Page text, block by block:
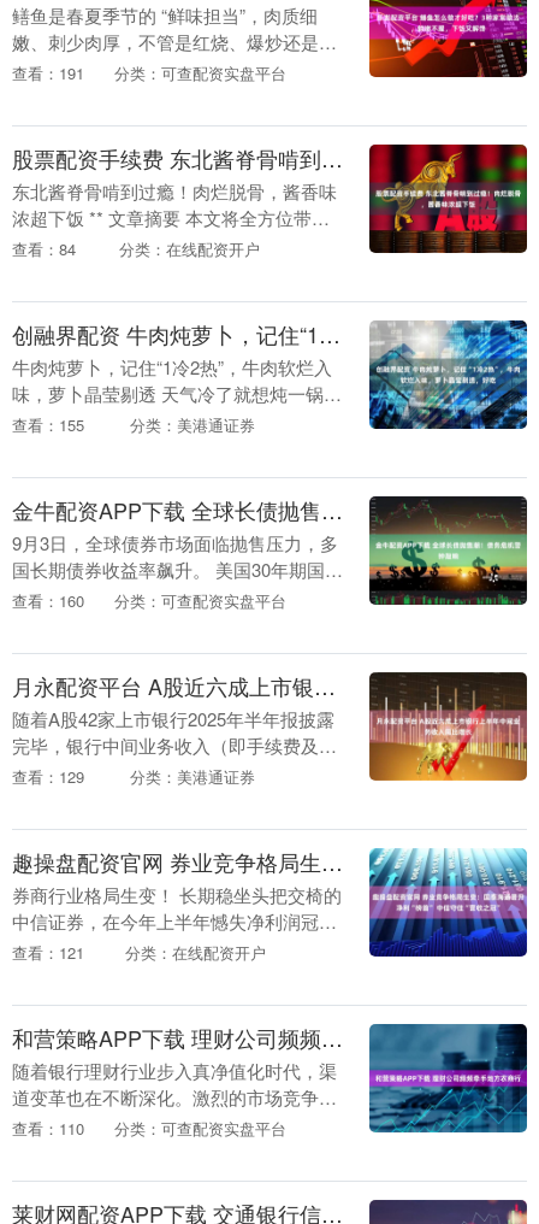
鳝鱼是春夏季节的 “鲜味担当”，肉质细
嫩、刺少肉厚，不管是红烧、爆炒还是煲
汤，都自带一股独特的鲜香。但很多人做
柴，要么处理起来....
查看：191 分类：可查配资实盘平台
股票配资手续费 东北酱脊骨啃到过瘾！肉烂脱骨，酱香味浓超下饭
东北酱脊骨啃到过瘾！肉烂脱骨，酱香味
浓超下饭 ** 文章摘要 本文将全方位带大
家领略东北酱脊骨的独特魅力，从食材的
制作步骤，....
查看：84 分类：在线配资开户
创融界配资 牛肉炖萝卜，记住“1冷2热”，牛肉软烂入味，萝卜晶莹剔透，好吃
牛肉炖萝卜，记住“1冷2热”，牛肉软烂入
味，萝卜晶莹剔透 天气冷了就想炖一锅热
乎乎的，肥美的牛肉，搭配多汁的萝卜，
是一份非....
查看：155 分类：美港通证券
金牛配资APP下载 全球长债抛售潮！债务危机警钟敲响
9月3日，全球债券市场面临抛售压力，多
国长期债券收益率飙升。 美国30年期国债
收益率升至5%，为7月以来首次。 日本30
债....
查看：160 分类：可查配资实盘平台
月永配资平台 A股近六成上市银行上半年中间业务收入同比增长
随着A股42家上市银行2025年半年报披露
完毕，银行中间业务收入（即手续费及佣
金净收入）情况受到市场广泛关注。在当
业务收入已....
查看：129 分类：美港通证券
趣操盘配资官网 券业竞争格局生变：国泰海通晋升净利“榜首” 中信守住“营收之冠”
券商行业格局生变！ 长期稳坐头把交椅的
中信证券，在今年上半年憾失净利润冠军
宝座，新合并的“巨无霸”国泰海通成为第
首次跌落“净....
查看：121 分类：在线配资开户
和营策略APP下载 理财公司频频牵手地方农商行
随着银行理财行业步入真净值化时代，渠
道变革也在不断深化。激烈的市场竞争
下，积极拓展代销“朋友圈”成为行业共
持续扩张。8月以来....
查看：110 分类：可查配资实盘平台
莱财网配资APP下载 交通银行信用卡规模收缩 不良率攀升